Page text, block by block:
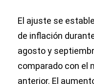
El ajuste se
de inflación
agosto y
comparado con el
anterior. El